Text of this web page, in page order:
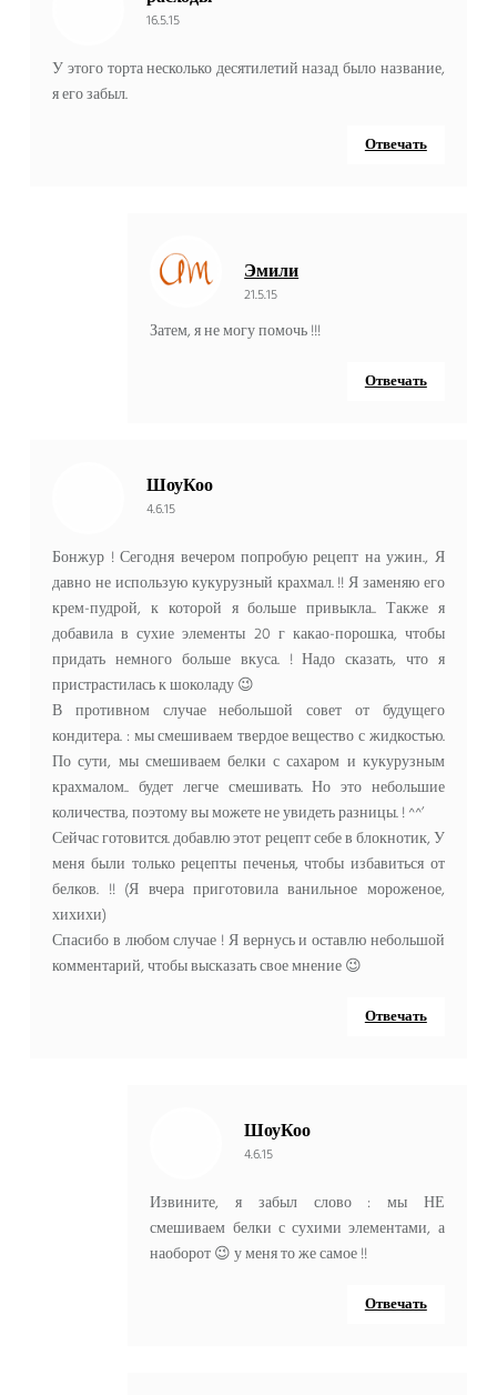
16.5.15
У этого торта несколько десятилетий назад было название,
я его забыл.
Отвечать
Эмили
21.5.15
Затем, я не могу помочь !!!
Отвечать
ШоуКоо
4.6.15
Бонжур ! Сегодня вечером попробую рецепт на ужин., Я
давно не использую кукурузный крахмал. !! Я заменяю его
крем-пудрой, к которой я больше привыкла.. Также я
добавила в сухие элементы 20 г какао-порошка, чтобы
придать немного больше вкуса. ! Надо сказать, что я
пристрастилась к шоколаду 😉
В противном случае небольшой совет от будущего
кондитера. : мы смешиваем твердое вещество с жидкостью.
По сути, мы смешиваем белки с сахаром и кукурузным
крахмалом.. будет легче смешивать. Но это небольшие
количества, поэтому вы можете не увидеть разницы. ! ^^’
Сейчас готовится. добавлю этот рецепт себе в блокнотик, У
меня были только рецепты печенья, чтобы избавиться от
белков. !! (Я вчера приготовила ванильное мороженое,
хихихи)
Спасибо в любом случае ! Я вернусь и оставлю небольшой
комментарий, чтобы высказать свое мнение 😉
Отвечать
ШоуКоо
4.6.15
Извините, я забыл слово : мы НЕ
смешиваем белки с сухими элементами, а
наоборот 😉 у меня то же самое !!
Отвечать